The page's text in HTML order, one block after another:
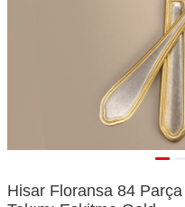
Hisar Floransa 84